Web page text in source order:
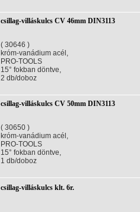
csillag-villáskulcs CV 46mm DIN3113
( 30646 )
króm-vanádium acél,
PRO-TOOLS
15° fokban döntve,
2 db/doboz
csillag-villáskulcs CV 50mm DIN3113
( 30650 )
króm-vanádium acél,
PRO-TOOLS
15° fokban döntve,
1 db/doboz
csillag-villáskulcs klt. 6r.